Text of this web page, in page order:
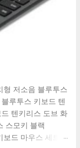
형 저소음 블루투스
루투스 키보드 텐
텐키리스 도브 화
스모키 블랙
드 마우스 세트